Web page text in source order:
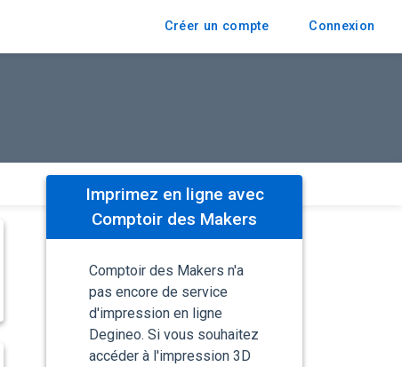
Créer un compte Connexion
Imprimez en ligne avec
Comptoir des Makers
Comptoir des Makers n'a
pas encore de service
d'impression en ligne
Degineo. Si vous souhaitez
accéder à l'impression 3D